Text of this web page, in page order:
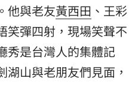
他與老友黃西田 、王彩
笑彈四射，現場笑聲不
秀是台灣人的集體記
山與老朋友們見面，